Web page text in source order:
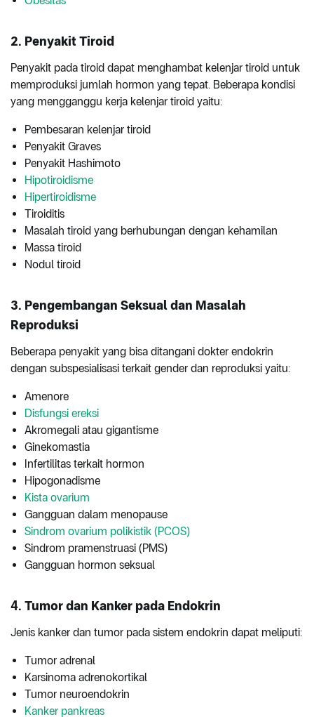
2. Penyakit Tiroid
Penyakit pada tiroid dapat menghambat kelenjar tiroid untuk
memproduksi jumlah hormon yang tepat. Beberapa kondisi
yang mengganggu kerja kelenjar tiroid yaitu:
Pembesaran kelenjar tiroid
Penyakit Graves
Penyakit Hashimoto
Hipotiroidisme
Hipertiroidisme
Tiroiditis
Masalah tiroid yang berhubungan dengan kehamilan
Massa tiroid
Nodul tiroid
3. Pengembangan Seksual dan Masalah
Reproduksi
Beberapa penyakit yang bisa ditangani dokter endokrin
dengan subspesialisasi terkait gender dan reproduksi yaitu:
Amenore
Disfungsi ereksi
Akromegali atau gigantisme
Ginekomastia
Infertilitas terkait hormon
Hipogonadisme
Kista ovarium
Gangguan dalam menopause
Sindrom ovarium polikistik (PCOS)
Sindrom pramenstruasi (PMS)
Gangguan hormon seksual
4. Tumor dan Kanker pada Endokrin
Jenis kanker dan tumor pada sistem endokrin dapat meliputi:
Tumor adrenal
Karsinoma adrenokortikal
Tumor neuroendokrin
Kanker pankreas